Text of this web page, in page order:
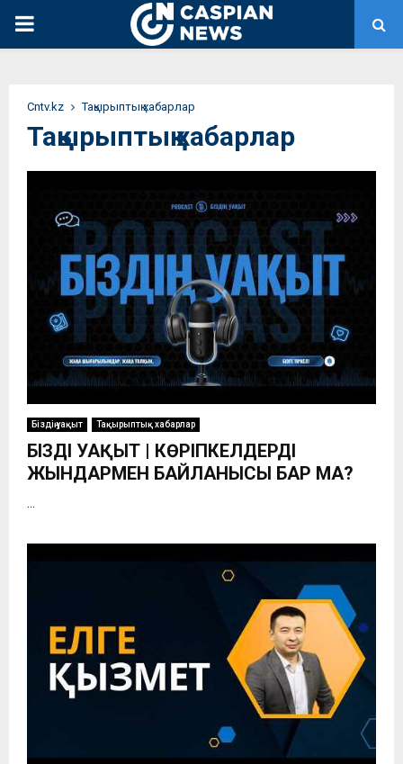
PRIMARY
Сntv.kz Тақырыптық хабарлар
Тақырыптық хабарлар
Біздің уақыт Тақырыптық хабарлар
БІЗДІҢ УАҚЫТ | КӨРІПКЕЛДЕРДІҢ
ЖЫНДАРМЕН БАЙЛАНЫСЫ БАР МА?